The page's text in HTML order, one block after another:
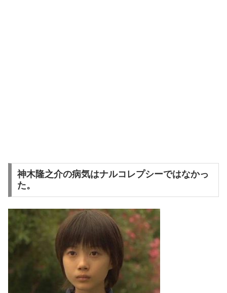
神木隆之介の病気はナルコレプシーではなかっ
た。